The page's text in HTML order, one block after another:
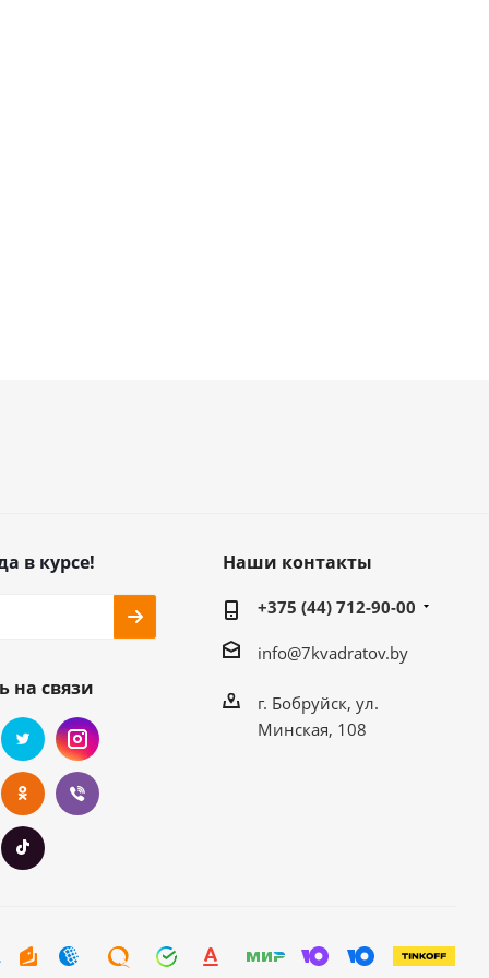
в курсе!
на связи
Наши контакты
+375 (44) 712-90-00
info@7kvadratov.by
г. Бобруйск, ул.
Минская, 108